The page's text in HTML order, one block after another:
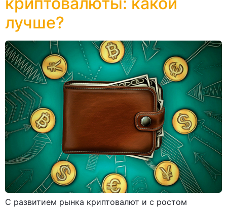
лучше?
С развитием рынка криптовалют и с ростом